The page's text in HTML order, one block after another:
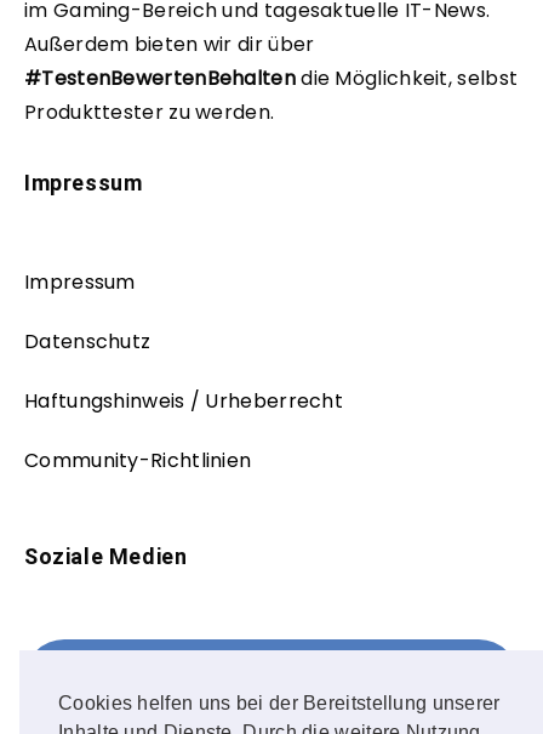
Cookies helfen uns bei der Bereitstellung unserer
im Gaming-Bereich und tagesaktuelle IT-News.
Außerdem bieten wir dir über
#TestenBewertenBehaltendie Möglichkeit, selbst
Produkttester zu werden.
Impressum
Impressum
Datenschutz
Haftungshinweis / Urheberrecht
Community-Richtlinien
Soziale Medien
FOLLOW ME!